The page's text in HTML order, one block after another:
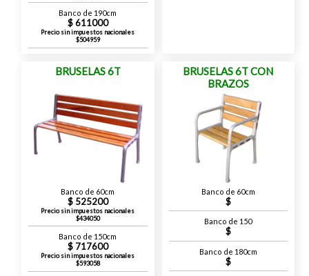
Banco de 190cm
611000
Precio sin impuestos nacionales
$504959
BRUSELAS 6T
Banco de 60cm
525200
Precio sin impuestos nacionales
$434050
Banco de 150cm
717600
Precio sin impuestos nacionales
$593058
BRUSELAS 6T CON
BRAZOS
Banco de 60cm
Banco de 150
Banco de 180cm